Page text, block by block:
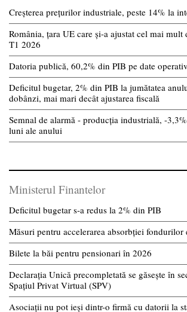
Creșterea prețurilor industriale, peste 14% la
România, țara UE care și-a ajustat cel mai
T1 2026
Datoria publică, 60,2% din PIB pe date
Deficitul bugetar, 2% din PIB la jumătatea
dobânzi, mai mari decât ajustarea fiscală
Semnal de alarmă - producția industrială, -
luni ale anului
Ministerul Finantelor
Deficitul bugetar s-a redus la 2% din PIB
Măsuri pentru accelerarea absorbției fondurilor
Bilete la băi pentru pensionari în 2026
Declarația Unică precompletată se găsește în
Spațiul Privat Virtual (SPV)
Asociații nu pot ieși dintr-o firmă cu datorii la